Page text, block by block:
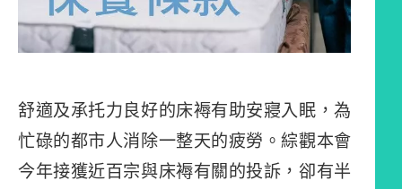
舒適及承托力良好的床褥有助安寢入眠，為
忙碌的都市人消除一整天的疲勞。綜觀本會
今年接獲近百宗與床褥有關的投訴，卻有半